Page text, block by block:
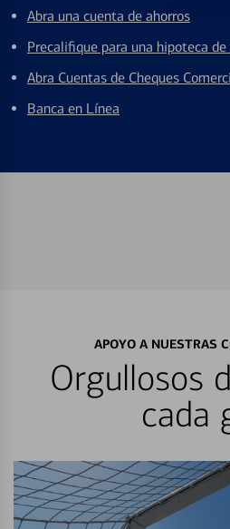
Abra una cuenta de ahorros
Precalifique para una hipoteca de
Abra Cuentas de Cheques
Banca en Línea
APOYO A NUESTRAS
Orgullosos
cada